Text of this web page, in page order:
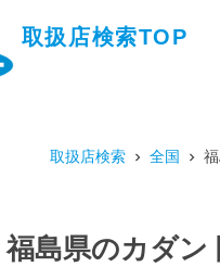
取扱店検索TOP
取扱店検索 全国
福島県のカダン